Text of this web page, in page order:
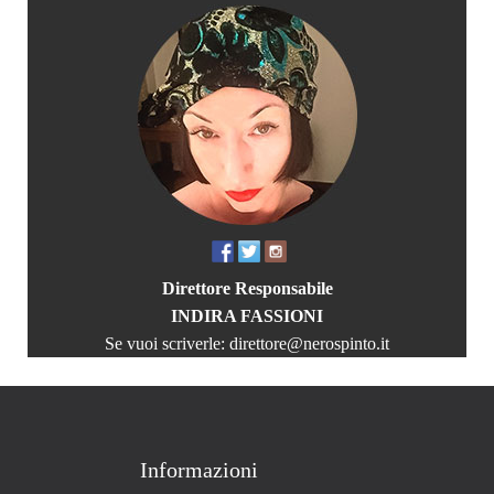
Direttore Responsabile
INDIRA FASSIONI
Se vuoi scriverle: direttore@nerospinto.it
Informazioni